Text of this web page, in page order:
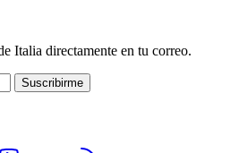
Italia directamente en tu correo.
Suscribirme